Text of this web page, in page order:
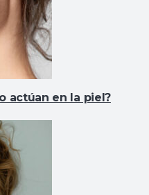
actúan en la piel?